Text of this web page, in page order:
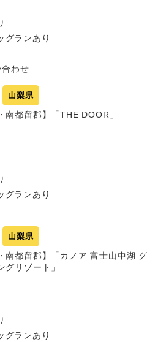
グランあり
わせ
山梨県
南都留郡】「THE DOOR」
グランあり
山梨県
南都留郡】「カノア 富士山中湖 グ
グリゾート」
グランあり